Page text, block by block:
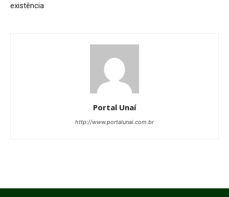
existência
Portal Unaí
http://www.portalunai.com.br